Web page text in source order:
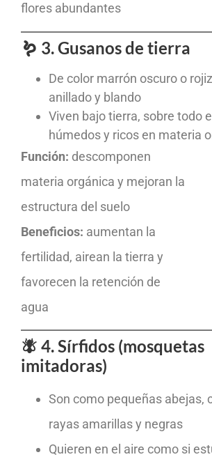
flores abundantes
🪱 3. Gusanos de tierra
De color marrón oscuro o
anillado y blando
Viven bajo tierra, sobre todo
húmedos y ricos en materia
Función: descomponen
materia orgánica y mejoran la
estructura del suelo
Beneficios: aumentan la
fertilidad, airean la tierra y
favorecen la retención de
agua
🪰 4. Sírfidos (mosquetas
imitadoras)
Son como pequeñas abejas,
rayas amarillas y negras
Quieren en el aire como si